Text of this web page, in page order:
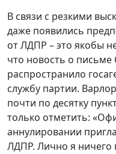
В связи с резкими
даже появились
от ЛДПР – это якобы
что новость о
распространило
службу партии.
почти по десятку
только отметить:
аннулировании
ЛДПР. Лично я ничего